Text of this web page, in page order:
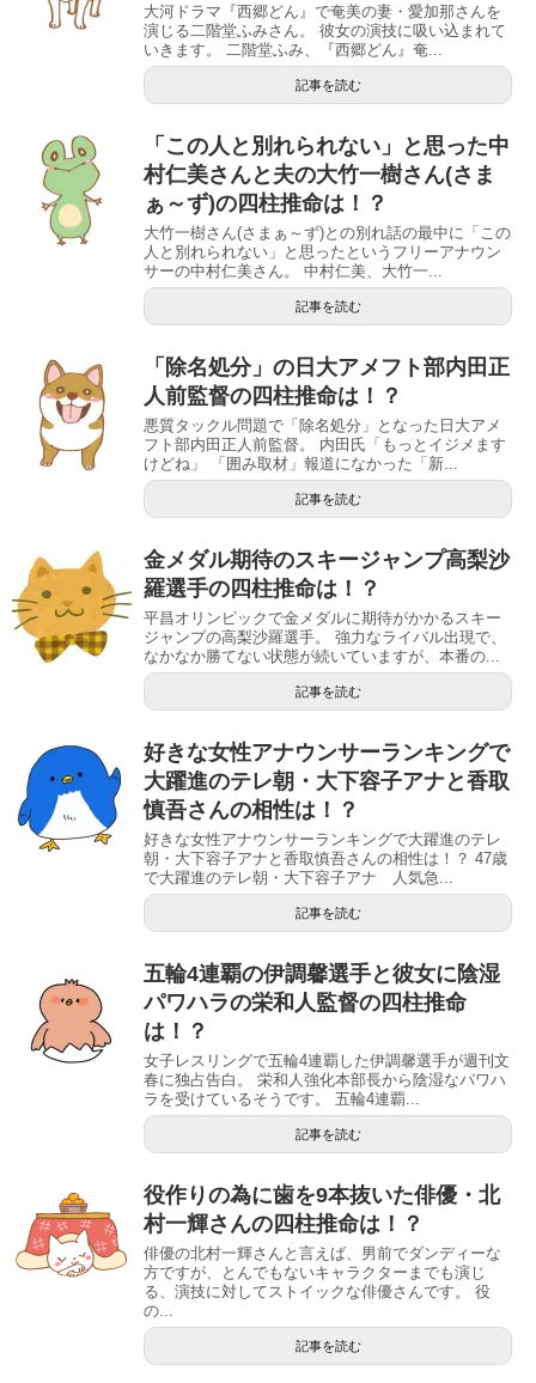
大河ドラマ『西郷どん』で奄美の妻・愛加那さんを
演じる二階堂ふみさん。 彼女の演技に吸い込まれて
いきます。 二階堂ふみ、『西郷どん』奄...
記事を読む
「この人と別れられない」と思った中
村仁美さんと夫の大竹一樹さん(さま
ぁ～ず)の四柱推命は！？
大竹一樹さん(さまぁ～ず)との別れ話の最中に「この
人と別れられない」と思ったというフリーアナウン
サーの中村仁美さん。 中村仁美、大竹一...
記事を読む
「除名処分」の日大アメフト部内田正
人前監督の四柱推命は！？
悪質タックル問題で「除名処分」となった日大アメ
フト部内田正人前監督。 内田氏「もっとイジメます
けどね」 「囲み取材」報道になかった「新...
記事を読む
金メダル期待のスキージャンプ高梨沙
羅選手の四柱推命は！？
平昌オリンピックで金メダルに期待がかかるスキー
ジャンプの高梨沙羅選手。 強力なライバル出現で、
なかなか勝てない状態が続いていますが、本番の...
記事を読む
好きな女性アナウンサーランキングで
大躍進のテレ朝・大下容子アナと香取
慎吾さんの相性は！？
好きな女性アナウンサーランキングで大躍進のテレ
朝・大下容子アナと香取慎吾さんの相性は！？ 47歳
で大躍進のテレ朝・大下容子アナ 人気急...
記事を読む
五輪4連覇の伊調馨選手と彼女に陰湿
パワハラの栄和人監督の四柱推命
は！？
女子レスリングで五輪4連覇した伊調馨選手が週刊文
春に独占告白。 栄和人強化本部長から陰湿なパワハ
ラを受けているそうです。 五輪4連覇...
記事を読む
役作りの為に歯を9本抜いた俳優・北
村一輝さんの四柱推命は！？
俳優の北村一輝さんと言えば、男前でダンディーな
方ですが、とんでもないキャラクターまでも演じ
る、演技に対してストイックな俳優さんです。 役
の...
記事を読む